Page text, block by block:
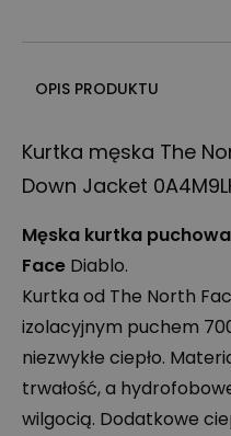
OPIS PRODUKTU
Kurtka męska The
Down Jacket
Męska kurtka
Face Diablo.
Kurtka od The North
izolacyjnym puchem
niezwykłe ciepło.
trwałość, a
wilgocią. Dodatkowe